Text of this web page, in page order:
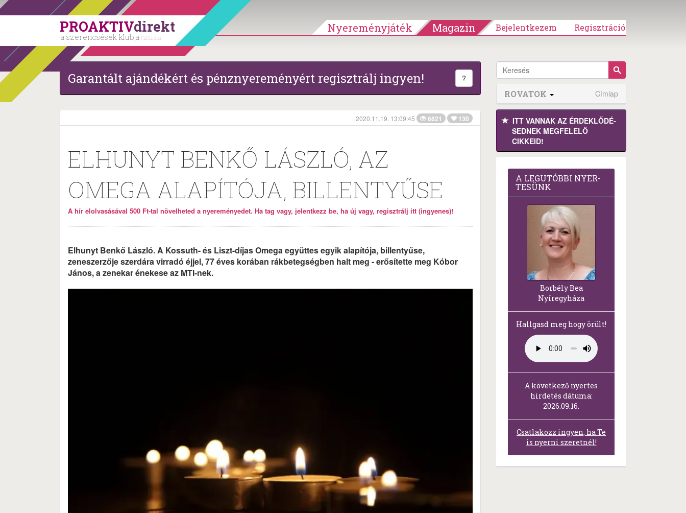
PROAKTIVdirekt
a szerencsések klubja | 2011 óta
Nyereményjáték Magazin Bejelentkezem Regisztráció
Garantált ajándékért és pénznyereményért regisztrálj ingyen! ?
2020.11.19. 13:09:45 6821 130
ELHUNYT BENKŐ LÁSZLÓ, AZ
OMEGA ALAPÍTÓJA, BILLENTYŰSE
A hír elolvasásával 500 Ft-tal növelheted a nyereményedet. Ha tag vagy, jelentkezz be, ha új vagy, regisztrálj itt (ingyenes)!
Elhunyt Benkő László. A Kossuth- és Liszt-díjas Omega együttes egyik alapítója, billentyűse,
zeneszerzője szerdára virradó éjjel, 77 éves korában rákbetegségben halt meg - erősítette meg Kóbor
János, a zenekar énekese az MTI-nek.
ROVATOK Címlap
ITT VANNAK AZ ÉRDEK­LŐDÉ­
SEDNEK MEGFE­LELŐ
CIKKEID!
A LEG­U­TÓB­BI NYER­
TE­SÜNK
Borbély Bea
Nyíregyháza
Hallgasd meg hogy örült!
A következő nyertes
hirdetés dátuma:
2026.09.16.
Csatlakozz ingyen, ha Te
is nyerni szeretnél!